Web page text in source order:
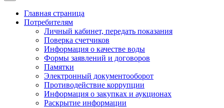
Главная страница
Потребителям
Личный кабинет, передать показания
Поверка счетчиков
Информация о качестве воды
Формы заявлений и договоров
Памятки
Электронный документооборот
Противодействие коррупции
Информация о закупках и аукционах
Раскрытие информации